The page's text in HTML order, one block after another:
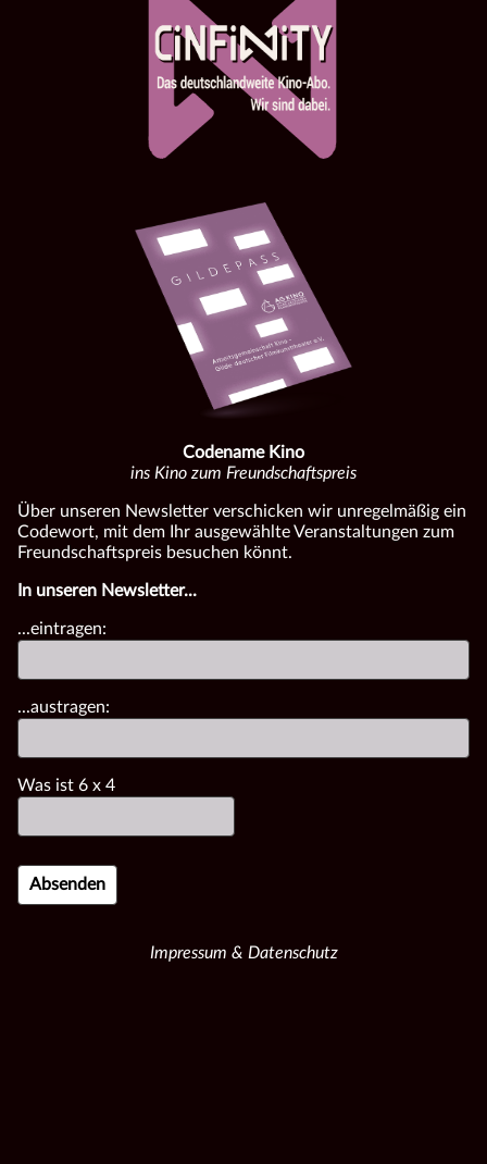
Codename Kino
ins Kino zum Freundschaftspreis
Über unseren Newsletter verschicken wir unregelmäßig ein
Codewort, mit dem Ihr ausgewählte Veranstaltungen zum
Freundschaftspreis besuchen könnt.
In unseren Newsletter...
...eintragen:
...austragen:
Was ist 6 x 4
Impressum & Datenschutz